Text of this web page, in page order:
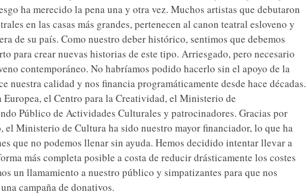
ha merecido la pena una y otra vez. Muchos artistas que debutaron
en las casas más grandes, pertenecen al canon teatral esloveno y
de su país. Como nuestro deber histórico, sentimos que debemos
para crear nuevas historias de este tipo. Arriesgado, pero necesario
contemporáneo. No habríamos podido hacerlo sin el apoyo de la
nuestra calidad y nos financia programáticamente desde hace décadas.
Europea, el Centro para la Creatividad, el Ministerio de
Público de Actividades Culturales y patrocinadores. Gracias por
el Ministerio de Cultura ha sido nuestro mayor financiador, lo que ha
que no podemos llenar sin ayuda. Hemos decidido intentar llevar a
más completa posible a costa de reducir drásticamente los costes
un llamamiento a nuestro público y simpatizantes para que nos
campaña de donativos.